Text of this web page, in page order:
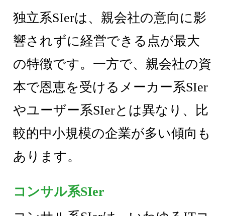
独立系SIerは、親会社の意向に影
響されずに経営できる点が最大
の特徴です。一方で、親会社の資
本で恩恵を受けるメーカー系SIer
やユーザー系SIerとは異なり、比
較的中小規模の企業が多い傾向も
あります。
コンサル系SIer